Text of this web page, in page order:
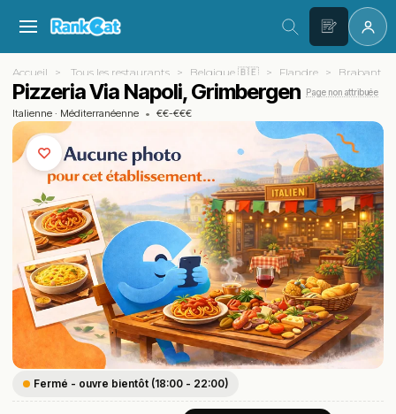
Accueil Tous les restaurants Belgique 🇧🇪 Flandre Brabant
Pizzeria Via Napoli, Grimbergen Page non attribuée
Italienne · Méditerranéenne • €€-€€€
Fermé - ouvre bientôt (18:00 - 22:00)